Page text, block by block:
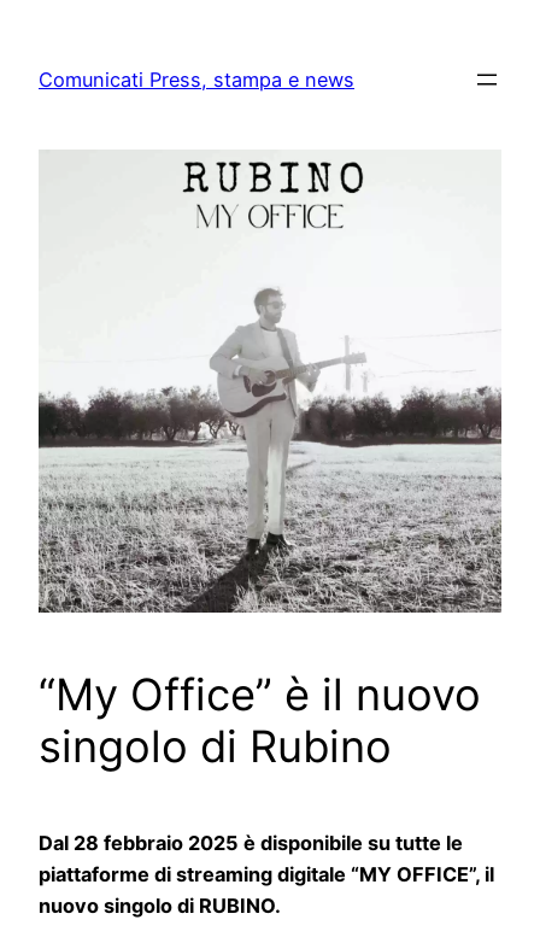
content
Comunicati Press, stampa e news
“My Office” è il nuovo
singolo di Rubino
Dal 28 febbraio 2025 è disponibile su tutte le
piattaforme di streaming digitale “MY OFFICE”, il
nuovo singolo di RUBINO.